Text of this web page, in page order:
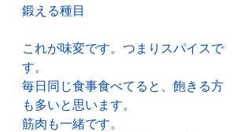
鍛える種目
これが味変です。つまりスパイスで
す。
毎日同じ食事食べてると、飽きる方
も多いと思います。
筋肉も一緒です。